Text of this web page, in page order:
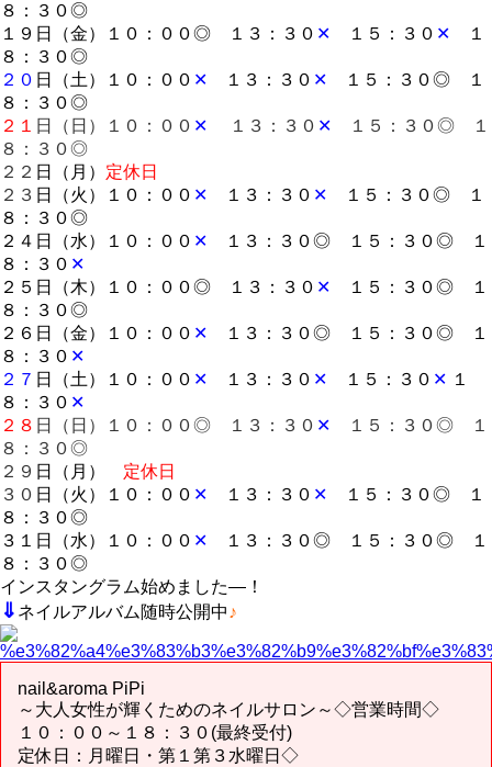
８：３０◎
１９日（金）１０：００◎ １３：３０ ✕ １５：３０ ✕ １
８：３０◎
２０ 日（土）１０：００ ✕ １３：３０ ✕ １５：３０◎ １
８：３０◎
２１ 日（日）１０：００ ✕ １３：３０ ✕ １５：３０◎ １
８：３０◎
２２ 日（月） 定休日
２３ 日（火）１０：００ ✕ １３：３０ ✕ １５：３０◎ １
８：３０◎
２４日（水）１０：００ ✕ １３：３０◎ １５：３０◎ １
８：３０ ✕
２５日（木）１０：００◎ １３：３０ ✕ １５：３０◎ １
８：３０◎
２６日（金）１０：００ ✕
１３：３０◎ １５：３０◎ １
８：３０ ✕
２７ 日（土）１０：００ ✕ １３：３０ ✕ １５：３０ ✕ １
８：３０ ✕
２８ 日（日 ）１０：００◎ １３：３０ ✕ １５：３０◎ １
８：３０◎
２９ 日（月） 定休日
３０ 日（火）１０：００ ✕ １３：３０ ✕ １５：３０◎ １
８：３０◎
３１日（水）１０：００ ✕ １３：３０◎ １５：３０◎ １
８：３０◎
インスタングラム始めました―！
⇓ ネイルアルバム随時公開中♪
nail&aroma PiPi
～大人女性が輝くためのネイルサロン～◇営業時間◇
１０：００～１８：３０(最終受付)
定休日：月曜日・第１第３水曜日◇